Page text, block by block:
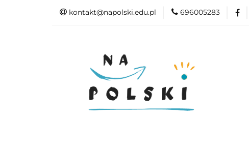
kontakt@napolski.edu.pl 696005283
Matura Egzamin